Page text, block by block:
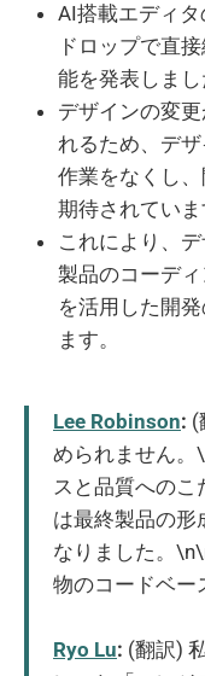
AI搭載エディ
ドロップで直
能を発表しまし
デザインの変
れるため、デ
作業をなくし
期待されていま
これにより、
製品のコーデ
を活用した開
ます。
Lee Robinson: (
められません。
スと品質へのこ
は最終製品の形
なりました。
物のコードベー
Ryo Lu: (翻訳)